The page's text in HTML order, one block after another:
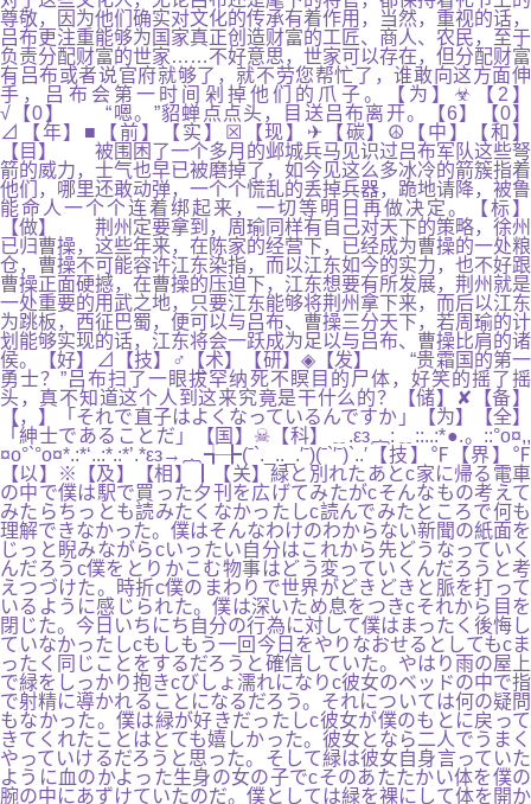
尊敬，因为他们确实对文化的传承有着作用，当然，重视的话，
吕布更注重能够为国家真正创造财富的工匠、商人、农民，至于
负责分配财富的世家……不好意思，世家可以存在，但分配财富
有吕布或者说官府就够了，就不劳您帮忙了，谁敢向这方面伸
手，吕布会第一时间剁掉他们的爪子。【为】☣【2】
√【0】 “嗯。”貂蝉点点头，目送吕布离开。【6】【0】
⊿【年】■【前】【实】☒【现】✈【碳】☮【中】【和】
【目】 被围困了一个多月的邺城兵马见识过吕布军队这些弩
箭的威力，士气也早已被磨掉了，如今见这么多冰冷的箭簇指着
他们，哪里还敢动弹，一个个慌乱的丢掉兵器，跪地请降，被鲁
能命人一个个连着绑起来，一切等明日再做决定。【标】
【做】 荆州定要拿到，周瑜同样有自己对天下的策略，徐州
已归曹操，这些年来，在陈家的经营下，已经成为曹操的一处粮
仓，曹操不可能容许江东染指，而以江东如今的实力，也不好跟
曹操正面硬撼，在曹操的压迫下，江东想要有所发展，荆州就是
一处重要的用武之地，只要江东能够将荆州拿下来，而后以江东
为跳板，西征巴蜀，便可以与吕布、曹操三分天下，若周瑜的计
划能够实现的话，江东将会一跃成为足以与吕布、曹操比肩的诸
侯。【好】⊿【技】♂【术】【研】◈【发】 “贵霜国的第一
勇士？”吕布扫了一眼拔罕纳死不瞑目的尸体，好笑的摇了摇
头，真不知道这个人到这来究竟是干什么的？【储】✘【备】
【，】「それで直子はよくなっているんですか」【为】【全】
「紳士であることだ」【国】☠【科】﹎.εз︷:﹎::..:*●.。::°o¤,,
¤o°`°o¤*.:*‘..:*.:*’.*εз→︷╅╊(ˉ`._.._.′ˉ)(ˉ`′ˉ)`..′【技】℉【界】℉
【以】※【及】【相】┃【关】緑と別れたあとc家に帰る電車
の中で僕は駅で買った夕刊を広げてみたがcそんなもの考えて
みたらちっとも読みたくなかったしc読んでみたところで何も
理解できなかった。僕はそんなわけのわからない新聞の紙面を
じっと睨みながらcいったい自分はこれから先どうなっていく
んだろうc僕をとりかこむ物事はどう変っていくんだろうと考
えつづけた。時折c僕のまわりで世界がどきどきと脈を打って
いるように感じられた。僕は深いため息をつきcそれから目を
閉じた。今日いちにち自分の行為に対して僕はまったく後悔し
ていなかったしcもしもう一回今日をやりなおせるとしてもcま
ったく同じことをするだろうと確信していた。やはり雨の屋上
で緑をしっかり抱きcびしょ濡れになりc彼女のベッドの中で指
で射精に導かれることになるだろう。それについては何の疑問
もなかった。僕は緑が好きだったしc彼女が僕のもとに戻って
きてくれたことはとても嬉しかった。彼女となら二人でうまく
やっていけるだろうと思った。そして緑は彼女自身言っていた
ように血のかよった生身の女の子でcそのあたたかい体を僕の
腕の中にあずけていたのだ。僕としては緑を裸にして体を開か